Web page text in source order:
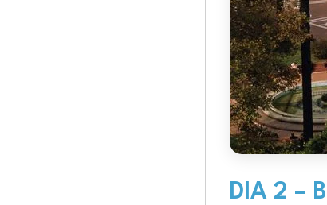
DIA 2 –